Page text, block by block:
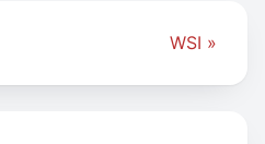
WSI »